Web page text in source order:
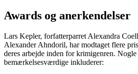
Awards og anerkendelser
Lars Kepler, forfatterparret Alexandra
Alexander Ahndoril, har modtaget flere
deres arbejde inden for krimigenren. Nogle
bemærkelsesværdige inkluderer: